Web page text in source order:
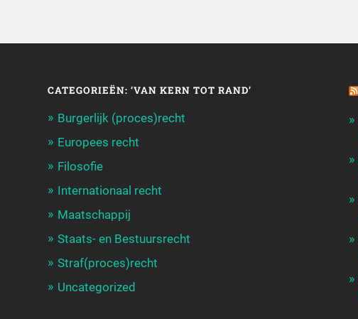
CATEGORIEËN: ‘VAN KERN TOT RAND’
Burgerlijk (proces)recht
Europees recht
Filosofie
Internationaal recht
Maatschappij
Staats- en Bestuursrecht
Straf(proces)recht
Uncategorized